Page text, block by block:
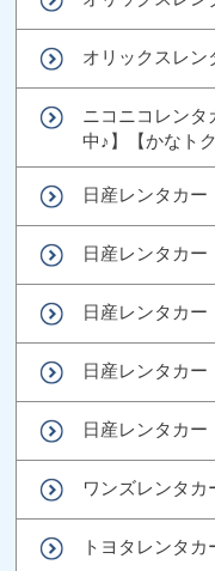
オリックスレン
ニコニコレン
中♪】【かなト
日産レンタカー
日産レンタカ
日産レンタカー
日産レンタカー
日産レンタカー
ワンズレンタ
トヨタレンタ